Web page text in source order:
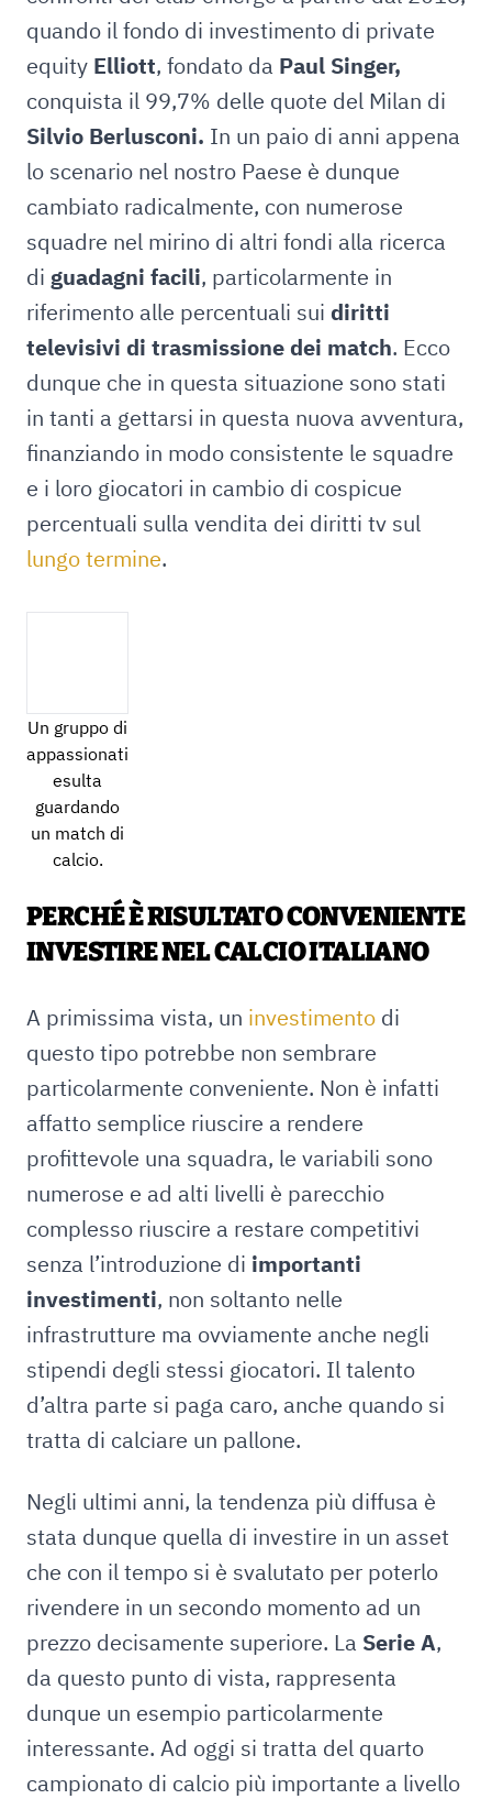
quando il fondo di investimento di private
equity Elliott, fondato da Paul Singer,
conquista il 99,7% delle quote del Milan di
Silvio Berlusconi. In un paio di anni appena
lo scenario nel nostro Paese è dunque
cambiato radicalmente, con numerose
squadre nel mirino di altri fondi alla ricerca
di guadagni facili, particolarmente in
riferimento alle percentuali sui diritti
televisivi di trasmissione dei match. Ecco
dunque che in questa situazione sono stati
in tanti a gettarsi in questa nuova avventura,
finanziando in modo consistente le squadre
e i loro giocatori in cambio di cospicue
percentuali sulla vendita dei diritti tv sul
lungo termine.
Un gruppo di
appassionati
esulta
guardando
un match di
calcio.
PERCHÉ È RISULTATO CONVENIENTE
INVESTIRE NEL CALCIO ITALIANO
A primissima vista, un investimento di
questo tipo potrebbe non sembrare
particolarmente conveniente. Non è infatti
affatto semplice riuscire a rendere
profittevole una squadra, le variabili sono
numerose e ad alti livelli è parecchio
complesso riuscire a restare competitivi
senza l’introduzione di importanti
investimenti, non soltanto nelle
infrastrutture ma ovviamente anche negli
stipendi degli stessi giocatori. Il talento
d’altra parte si paga caro, anche quando si
tratta di calciare un pallone.
Negli ultimi anni, la tendenza più diffusa è
stata dunque quella di investire in un asset
che con il tempo si è svalutato per poterlo
rivendere in un secondo momento ad un
prezzo decisamente superiore. La Serie A,
da questo punto di vista, rappresenta
dunque un esempio particolarmente
interessante. Ad oggi si tratta del quarto
campionato di calcio più importante a livello